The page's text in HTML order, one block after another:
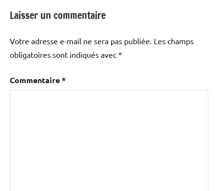
Laisser un commentaire
Votre adresse e-mail ne sera pas publiée. Les champs
obligatoires sont indiqués avec *
Commentaire*